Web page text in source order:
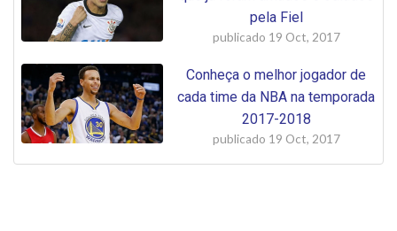
pela Fiel
publicado 19 Oct, 2017
Conheça o melhor jogador de
cada time da NBA na temporada
2017-2018
publicado 19 Oct, 2017